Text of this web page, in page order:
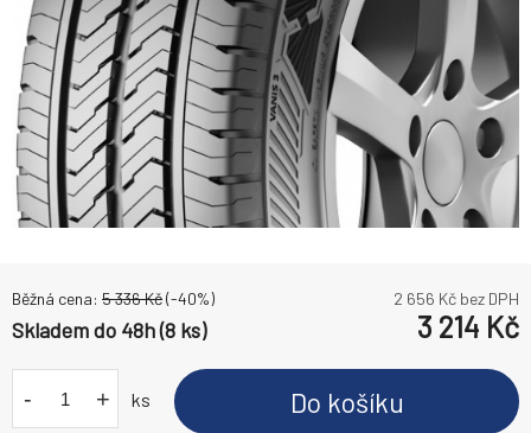
Běžná cena: 5 336Kč(-40%) 2 656 Kč bez DPH
Skladem do 48h (8 ks) 3 214 Kč
- + ks Do košíku